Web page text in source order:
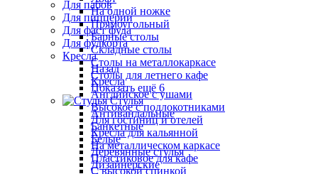
На одной ножке
Прямоугольный
Барные столы
Складные столы
Столы на металлокаркасе
Столы для летнего кафе
Показать ещё 6
Стулья
Антивандальные
Банкетные
Белые
Деревянные стулья
Дизайнерские
Для пабов
Для пиццерии
Для фаст фуда
Для фудкорта
Кресла
Назад
Кресла
Английское с ушами
Высокое с подлокотниками
Для гостиниц и отелей
Кресла для кальянной
На металлическом каркасе
Пластиковое для кафе
С высокой спинкой